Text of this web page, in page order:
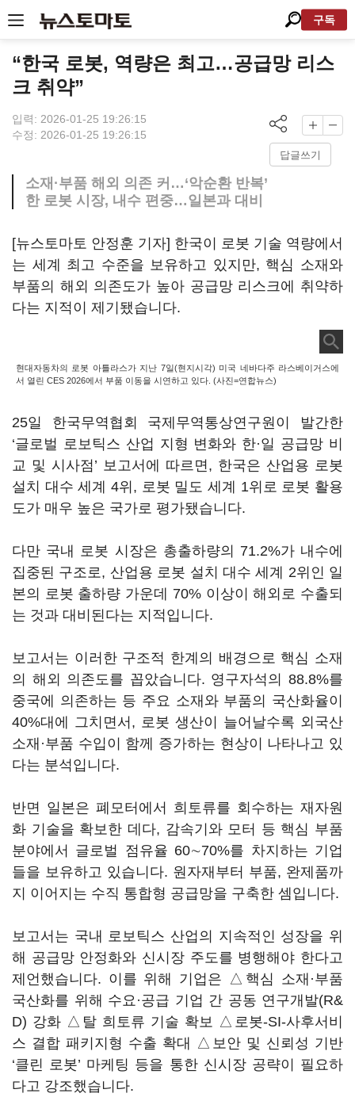
구독
“한국 로봇, 역량은 최고…공급망 리스
크 취약”
입력: 2026-01-25 19:26:15
수정: 2026-01-25 19:26:15
답글쓰기
소재·부품 해외 의존 커…‘악순환 반복’
한 로봇 시장, 내수 편중…일본과 대비
[뉴스토마토 안정훈 기자] 한국이 로봇 기술 역량에서
는 세계 최고 수준을 보유하고 있지만, 핵심 소재와
부품의 해외 의존도가 높아 공급망 리스크에 취약하
다는 지적이 제기됐습니다.
현대자동차의 로봇 아틀라스가 지난 7일(현지시각) 미국 네바다주 라스베이거스에
서 열린 CES 2026에서 부품 이동을 시연하고 있다. (사진=연합뉴스)
25일 한국무역협회 국제무역통상연구원이 발간한
‘글로벌 로보틱스 산업 지형 변화와 한·일 공급망 비
교 및 시사점’ 보고서에 따르면, 한국은 산업용 로봇
설치 대수 세계 4위, 로봇 밀도 세계 1위로 로봇 활용
도가 매우 높은 국가로 평가됐습니다.
다만 국내 로봇 시장은 총출하량의 71.2%가 내수에
집중된 구조로, 산업용 로봇 설치 대수 세계 2위인 일
본의 로봇 출하량 가운데 70% 이상이 해외로 수출되
는 것과 대비된다는 지적입니다.
보고서는 이러한 구조적 한계의 배경으로 핵심 소재
의 해외 의존도를 꼽았습니다. 영구자석의 88.8%를
중국에 의존하는 등 주요 소재와 부품의 국산화율이
40%대에 그치면서, 로봇 생산이 늘어날수록 외국산
소재·부품 수입이 함께 증가하는 현상이 나타나고 있
다는 분석입니다.
반면 일본은 폐모터에서 희토류를 회수하는 재자원
화 기술을 확보한 데다, 감속기와 모터 등 핵심 부품
분야에서 글로벌 점유율 60∼70%를 차지하는 기업
들을 보유하고 있습니다. 원자재부터 부품, 완제품까
지 이어지는 수직 통합형 공급망을 구축한 셈입니다.
보고서는 국내 로보틱스 산업의 지속적인 성장을 위
해 공급망 안정화와 신시장 주도를 병행해야 한다고
제언했습니다. 이를 위해 기업은 △핵심 소재·부품
국산화를 위해 수요·공급 기업 간 공동 연구개발(R&
D) 강화 △탈 희토류 기술 확보 △로봇-SI-사후서비
스 결합 패키지형 수출 확대 △보안 및 신뢰성 기반
‘클린 로봇’ 마케팅 등을 통한 신시장 공략이 필요하
다고 강조했습니다.